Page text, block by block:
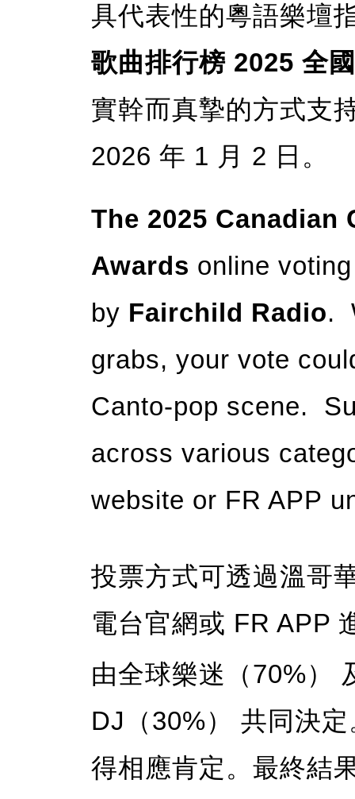
具代表性的粵語樂
歌曲排行榜 2025 全
實幹而真摯的方式支
2026 年 1 月 2 日。
The 2025 Canadian
Awards online
by Fairchild Radio.
grabs, your vote
Canto-pop scene.
across various
website or FR APP
投票方式可透過溫哥
電台官網或 FR APP
由全球樂迷（70%）
DJ（30%） 共同決
得相應肯定。最終結